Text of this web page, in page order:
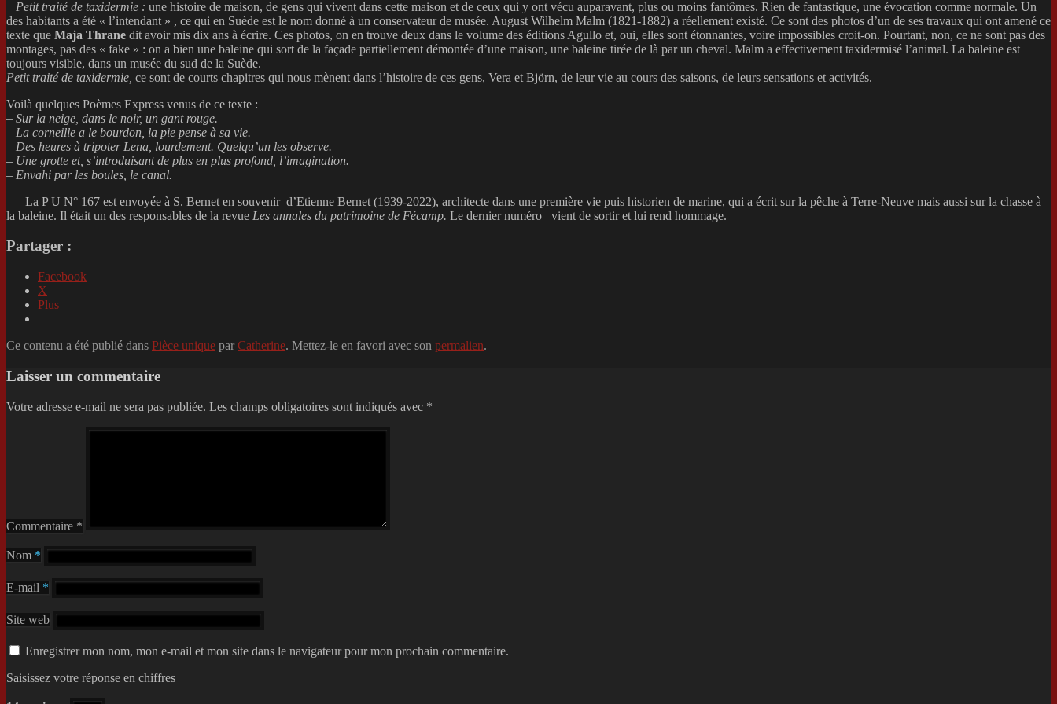
Petit traité de taxidermie : une histoire de maison, de gens qui vivent dans cette maison et de ceux qui y ont vécu auparavant, plus ou moins fantômes. Rien de fantastique, une évocation comme normale. Un
des habitants a été « l’intendant » , ce qui en Suède est le nom donné à un conservateur de musée. August Wilhelm Malm (1821-1882) a réellement existé. Ce sont des photos d’un de ses travaux qui ont amené ce
texte que Maja Thrane dit avoir mis dix ans à écrire. Ces photos, on en trouve deux dans le volume des éditions Agullo et, oui, elles sont étonnantes, voire impossibles croit-on. Pourtant, non, ce ne sont pas des
montages, pas des « fake » : on a bien une baleine qui sort de la façade partiellement démontée d’une maison, une baleine tirée de là par un cheval. Malm a effectivement taxidermisé l’animal. La baleine est
toujours visible, dans un musée du sud de la Suède.
Petit traité de taxidermie, ce sont de courts chapitres qui nous mènent dans l’histoire de ces gens, Vera et Björn, de leur vie au cours des saisons, de leurs sensations et activités.
Voilà quelques Poèmes Express venus de ce texte :
– Sur la neige, dans le noir, un gant rouge.
– La corneille a le bourdon, la pie pense à sa vie.
– Des heures à tripoter Lena, lourdement. Quelqu’un les observe.
– Une grotte et, s’introduisant de plus en plus profond, l’imagination.
– Envahi par les boules, le canal.
La P U N° 167 est envoyée à S. Bernet en souvenir d’Etienne Bernet (1939-2022), architecte dans une première vie puis historien de marine, qui a écrit sur la pêche à Terre-Neuve mais aussi sur la chasse à
la baleine. Il était un des responsables de la revue Les annales du patrimoine de Fécamp. Le dernier numéro vient de sortir et lui rend hommage.
Partager :
Facebook
X
Plus
Ce contenu a été publié dans Pièce unique par Catherine. Mettez-le en favori avec son permalien.
Laisser un commentaire
Votre adresse e-mail ne sera pas publiée. Les champs obligatoires sont indiqués avec *
Commentaire *
Nom *
E-mail *
Site web
Enregistrer mon nom, mon e-mail et mon site dans le navigateur pour mon prochain commentaire.
Saisissez votre réponse en chiffres